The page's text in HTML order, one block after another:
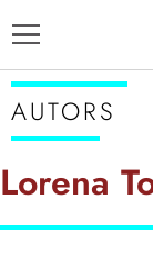
AUTORS
Lorena